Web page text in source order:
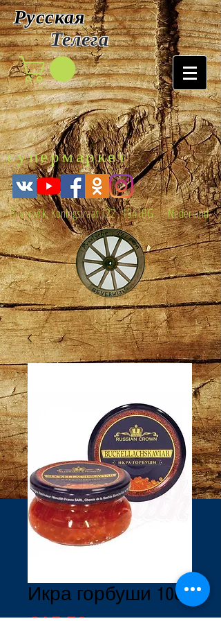
Русская
Телега
супермаркет
Beverwijk, Koningstraat 122 , 1941BG Nederland
Икра горбуши 100g